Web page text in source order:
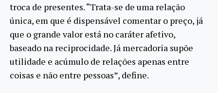
troca de presentes. “Trata-se de uma relação
única, em que é dispensável comentar o preço, já
que o grande valor está no caráter afetivo,
baseado na reciprocidade. Já mercadoria supõe
utilidade e acúmulo de relações apenas entre
coisas e não entre pessoas”, define.